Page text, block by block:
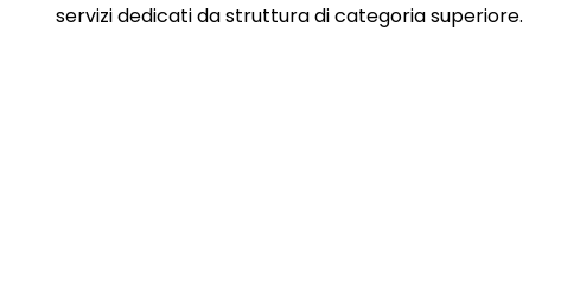
servizi dedicati da struttura di categoria superiore.